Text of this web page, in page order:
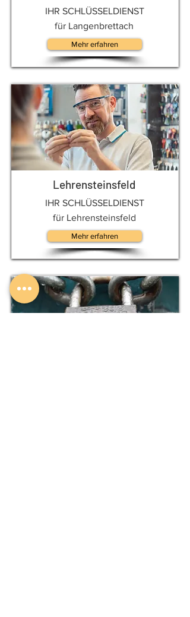
IHR SCHLÜSSELDIENST
für Langenbrettach
Mehr erfahren
Lehrensteinsfeld
IHR SCHLÜSSELDIENST
für Lehrensteinsfeld
Mehr erfahren